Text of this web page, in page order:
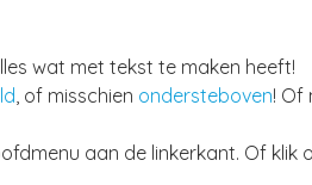
wat met tekst te maken heeft!
, of misschien ondersteboven! Of
aan de linkerkant. Of